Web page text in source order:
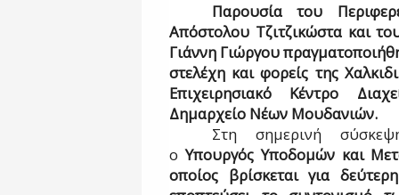
Παρουσία του
Απόστολου Τζιτζικώστα και
Γιάννη Γιώργου
στελέχη και φορείς της
Επιχειρησιακό Κέντρο
Δημαρχείο Νέων Μουδανιών.
Στη σημερινή
οΥπουργός Υποδομών και
οποίος βρίσκεται για